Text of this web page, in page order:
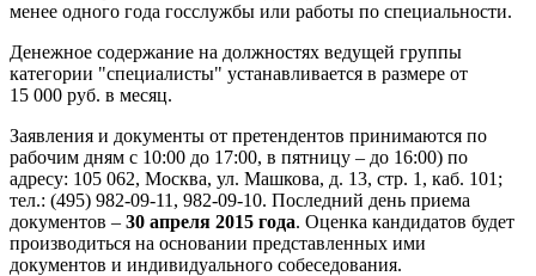
менее одного года госслужбы или работы по специальности.
Денежное содержание на должностях ведущей группы
категории "специалисты" устанавливается в размере от
15 000 руб. в месяц.
Заявления и документы от претендентов принимаются по
рабочим дням с 10:00 до 17:00, в пятницу – до 16:00) по
адресу: 105 062, Москва, ул. Машкова, д. 13, стр. 1, каб. 101;
тел.: (495) 982-09-11, 982-09-10. Последний день приема
документов – 30 апреля​ 2015 года. Оценка кандидатов будет
производиться на основании представленных ими
документов и индивидуального собеседования.